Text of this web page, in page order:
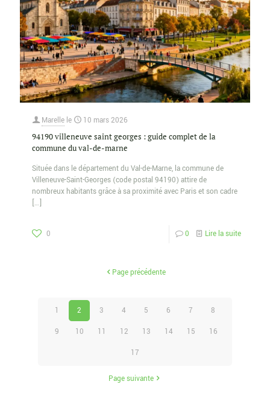
Marelle le 10 mars 2026
94190 villeneuve saint georges : guide complet de la
commune du val-de-marne
Située dans le département du Val-de-Marne, la commune de
Villeneuve-Saint-Georges (code postal 94190) attire de
nombreux habitants grâce à sa proximité avec Paris et son cadre
[…]
0 0 Lire la suite
Page précédente
1 2 3 4 5 6 7 8
9 10 11 12 13 14 15 16
17
Page suivante